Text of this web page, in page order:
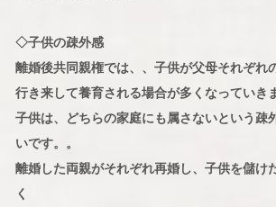
◇子供の疎外感
離婚後共同親権では、、子供が父母それぞれ
行き来して養育される場合が多くなっていき
子供は、どちらの家庭にも属さないという疎
いです。。
離婚した両親がそれぞれ再婚し、子供を儲け
く